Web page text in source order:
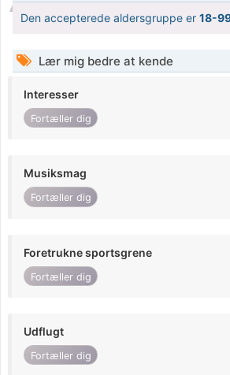
Den accepterede aldersgruppe er 18-
Lær mig bedre at kende
Interesser
Fortæller dig
Musiksmag
Fortæller dig
Foretrukne sportsgrene
Fortæller dig
Udflugt
Fortæller dig